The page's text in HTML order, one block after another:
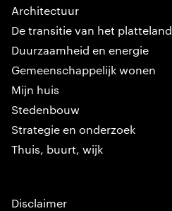
Architectuur
De transitie van het platteland
Duurzaamheid en energie
Gemeenschappelijk wonen
Mijn huis
Stedenbouw
Strategie en onderzoek
Thuis, buurt, wijk
Disclaimer